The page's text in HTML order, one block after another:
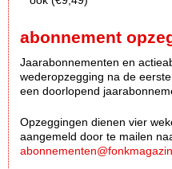
abonnement
Jaarabonnementen en
wederopzegging na de
een doorlopend
Opzeggingen dienen vier
aangemeld door te mailen